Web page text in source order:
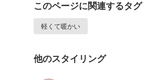
このページに関連するタグ
軽くて暖かい
他のスタイリング